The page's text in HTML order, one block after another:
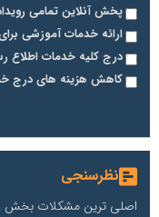
پخش آنلاین تمامی
ارائه خدمات آموزشی
درج کلیه خدمات اطلاع
کاهش هزینه های درج
نظرسنجی
اصلی ترین مشکلات بخش